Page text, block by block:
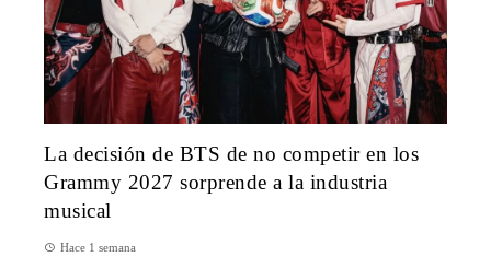
La decisión de BTS de no competir en los
Grammy 2027 sorprende a la industria
musical
Hace 1 semana